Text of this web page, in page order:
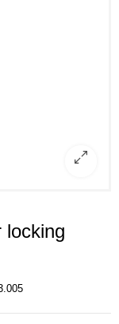
locking